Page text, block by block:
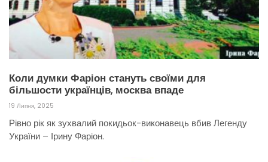
Коли думки Фаріон стануть своїми для
більшости українців, москва впаде
19 Липня, 2025
Рівно рік як зухвалий покидьок-виконавець вбив Легенду
України – Ірину Фаріон.